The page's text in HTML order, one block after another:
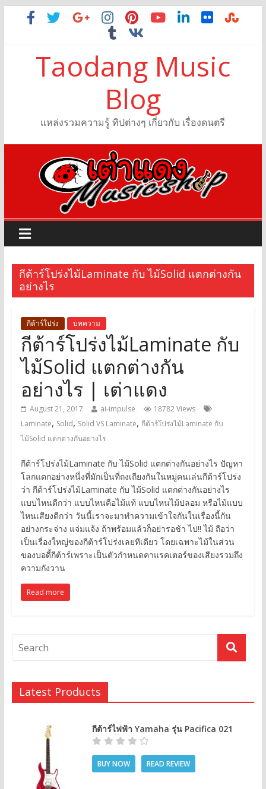
Taodang Music
Blog
แหล่งรวมความรู้ ทิปต่างๆ เกี่ยวกับ เรื่องดนตรี
กีต้าร์โปร่งไม้Laminate กับ ไม้Solid แตกต่างกัน
อย่างไร
กีต้าร์โปร่ง บทความ
กีต้าร์โปร่งไม้Laminate กับ
ไม้Solid แตกต่างกัน
อย่างไร | เต่าแดง
August 21, 2017 ai-impulse
18782 Views
Laminate, Solid, Solid VS Laminate, กีต้าร์โปร่งไม้Laminate กับ
ไม้Solid แตกต่างกันอย่างไร
กีต้าร์โปร่งไม้Laminate กับ ไม้Solid แตกต่างกันอย่างไร ปัญหา
โลกแตกอย่างหนึ่งที่มักเป็นที่ถงเถียงกันในหมู่คนเล่นกีต้าร์โปร่ง
ว่า กีต้าร์โปร่งไม้Laminate กับ ไม้Solid แตกต่างกันอย่างไร
แบบไหนดีกว่า แบบไหนคือไม้แท้ แบบไหนไม้ปลอม หรือไม้แบบ
ไหนเสียงดีกว่า วันนี้เราจะมาทำความเข้าใจกันในเรื่องนี้กัน
อย่างกระจ่าง แจ่มแจ้ง ถ้าพร้อมแล้วก็อย่ารอช้า ไป!! ไม้ ถือว่า
เป็นเรื่องใหญ่ของกีต้าร์โปร่งเลยทีเดียว โดยเฉพาะไม้ในส่วน
ของบอดี้กีต้าร์เพราะเป็นตัวกำหนดคาแรคเตอร์ของเสียงรวมถึง
ความกังวาน
Read more
Latest Products
กีต้าร์ไฟฟ้า Yamaha รุ่น Pacifica 021
BUY NOW READ REVIEW